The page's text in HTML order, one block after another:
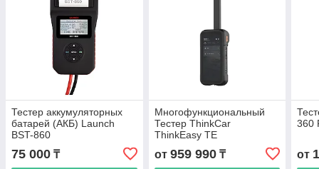
Тестер аккумуляторных
батарей (АКБ) Launch
BST-860
75 000 ₸
Многофункциональный
Тестер ThinkCar
ThinkEasy TE
от 959 990₸
360
от